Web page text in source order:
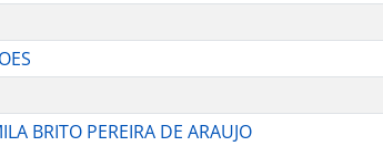
BRITO PEREIRA DE ARAUJO